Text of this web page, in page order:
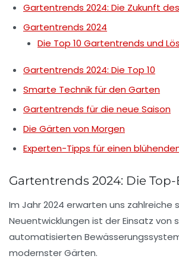
Gartentrends 2024: Die Zukunft
Gartentrends 2024
Die Top 10 Gartentrends und
Gartentrends 2024: Die Top 10
Smarte Technik für den Garten
Gartentrends für die neue Saison
Die Gärten von Morgen
Experten-Tipps für einen
Gartentrends 2024: Die
Im Jahr 2024 erwarten uns zahlreiche
Neuentwicklungen ist der Einsatz von
automatisierten
modernster Gärten.